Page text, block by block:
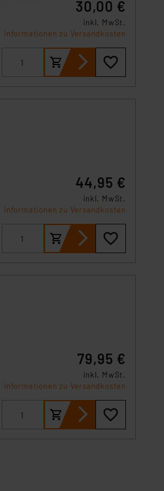
30,00 €
inkl. MwSt.
Informationen zu Versandkosten
44,95 €
inkl. MwSt.
Informationen zu Versandkosten
79,95 €
inkl. MwSt.
Informationen zu Versandkosten